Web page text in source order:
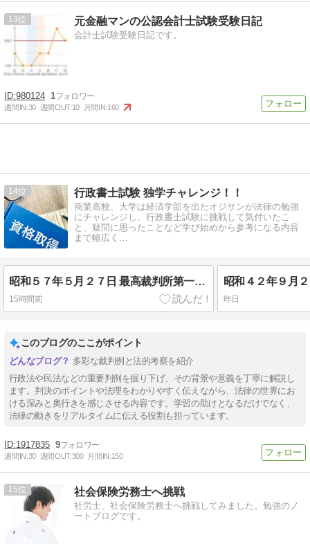
13 元金融マンの公認会計士試験受験日記
会計士試験受験日記です。
980124 1
週間IN:30 週間OUT:10 月間IN:160
14 行政書士試験 独学チャレンジ！！
商業高校、大学は経済学部を出たオジサンが法律の勉強
にチャレンジし、行政書士試験に挑戦して気付いたこ
と、疑問に思ったことなど学び始めから参考になる内容
まで幅広く…
昭和５７年５月２７日 最高裁判所第一小法廷 判決
15時間前 昨日
このブログのここがポイント
多彩な裁判例と法的考察を紹介
行政法や民法などの重要判例を掘り下げ、その背景や意義を丁寧に解説し
ます。判決のポイントや法理をわかりやすく伝えながら、法律の世界にお
ける深みと奥行きを感じさせる内容です。学習の助けとなるだけでなく、
法律の動きをリアルタイムに伝える役割も担っています。
1917835 9
週間IN:30 週間OUT:300 月間IN:150
15 社会保険労務士へ挑戦
社労士、社会保険労務士へ挑戦してみました。勉強のノ
ートブログです。